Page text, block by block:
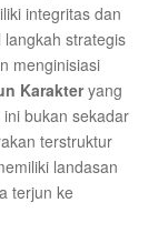
integritas dan
strategis
menginisiasi
Karakteryang
bukan sekadar
terstruktur
landasan
terjun ke